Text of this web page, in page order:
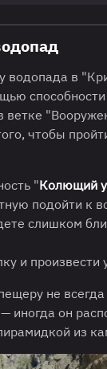
водопада в
ветке
чтобы
"Колющий
подойти к
слишком
и произвести
не всегда
иногда он
из